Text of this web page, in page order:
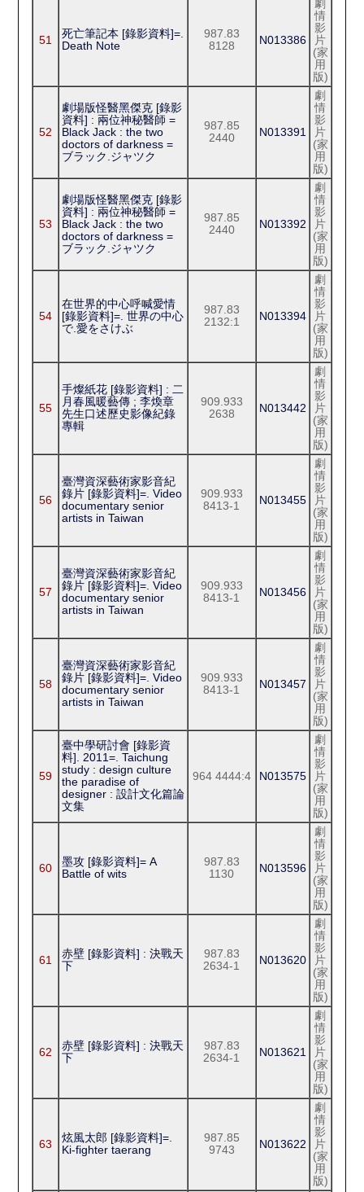
51
死亡筆記本 [錄影資料]=.
Death Note
987.83
8128
N013386
劇
情
影
片
(家
用
版)
52
劇場版怪醫黑傑克 [錄影
資料] : 兩位神秘醫師 =
Black Jack : the two
doctors of darkness =
ブラック.ジャツク
987.85
2440
N013391
劇
情
影
片
(家
用
版)
53
劇場版怪醫黑傑克 [錄影
資料] : 兩位神秘醫師 =
Black Jack : the two
doctors of darkness =
ブラック.ジャツク
987.85
2440
N013392
劇
情
影
片
(家
用
版)
54
在世界的中心呼喊愛情
[錄影資料]=. 世界の中心
で.愛をさけぶ
987.83
2132:1
N013394
劇
情
影
片
(家
用
版)
55
手燦紙花 [錄影資料] : 二
月春風暖藝傳 ; 李煥章
先生口述歷史影像紀錄
專輯
909.933
2638
N013442
劇
情
影
片
(家
用
版)
56
臺灣資深藝術家影音紀
錄片 [錄影資料]=. Video
documentary senior
artists in Taiwan
909.933
8413-1
N013455
劇
情
影
片
(家
用
版)
57
臺灣資深藝術家影音紀
錄片 [錄影資料]=. Video
documentary senior
artists in Taiwan
909.933
8413-1
N013456
劇
情
影
片
(家
用
版)
58
臺灣資深藝術家影音紀
錄片 [錄影資料]=. Video
documentary senior
artists in Taiwan
909.933
8413-1
N013457
劇
情
影
片
(家
用
版)
59
臺中學研討會 [錄影資
料]. 2011=. Taichung
study : design culture
the paradise of
designer : 設計文化篇論
文集
964 4444:4 N013575
劇
情
影
片
(家
用
版)
60
墨攻 [錄影資料]= A
Battle of wits
987.83
1130
N013596
劇
情
影
片
(家
用
版)
61
赤壁 [錄影資料] : 決戰天
下
987.83
2634-1
N013620
劇
情
影
片
(家
用
版)
62
赤壁 [錄影資料] : 決戰天
下
987.83
2634-1
N013621
劇
情
影
片
(家
用
版)
63
炫風太郎 [錄影資料]=.
Ki-fighter taerang
987.85
9743
N013622
劇
情
影
片
(家
用
版)